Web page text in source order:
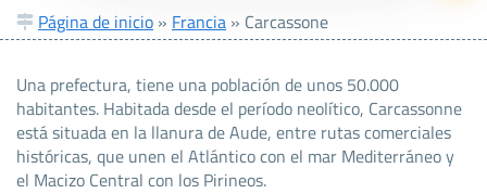
Página de inicio » Francia » Carcassone
Una prefectura, tiene una población de unos 50.000
habitantes. Habitada desde el período neolítico, Carcassonne
está situada en la llanura de Aude, entre rutas comerciales
históricas, que unen el Atlántico con el mar Mediterráneo y
el Macizo Central con los Pirineos.